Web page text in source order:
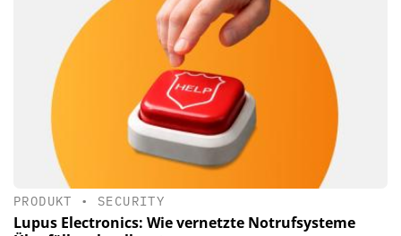
PRODUKT • SECURITY
Lupus Electronics: Wie vernetzte Notrufsysteme